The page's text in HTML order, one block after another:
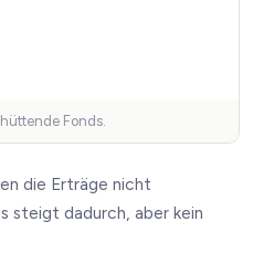
Fonds.
die Erträge nicht
steigt dadurch, aber kein